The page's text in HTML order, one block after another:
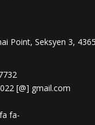
Point, Seksyen 3,
[@] gmail.com
fa fa-